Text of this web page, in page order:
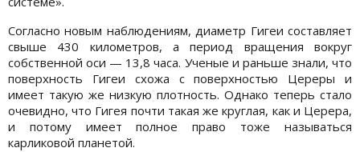
Согласно новым наблюдениям, диаметр Гигеи составляет
свыше 430 километров, а период вращения вокруг
собственной оси — 13,8 часа. Ученые и раньше знали, что
поверхность Гигеи схожа с поверхностью Цереры и
имеет такую же низкую плотность. Однако теперь стало
очевидно, что Гигея почти такая же круглая, как и Церера,
и потому имеет полное право тоже называться
карликовой планетой.